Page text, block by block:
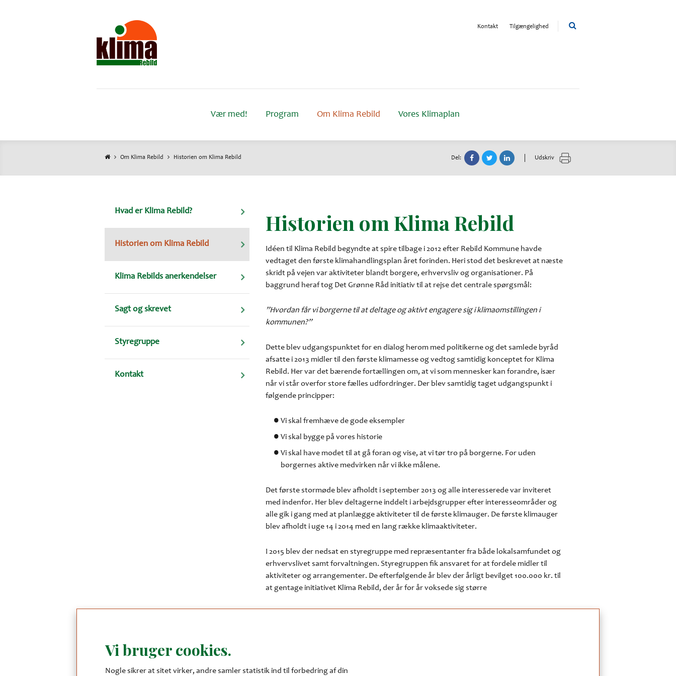
Kontakt Tilgængelighed
Vær med! Program Om Klima Rebild Vores Klimaplan
Brødkrumme
Om Klima Rebild Historien om Klima Rebild Del: Udskriv
Hvad er Klima Rebild?
Historien om Klima Rebild
Klima Rebilds anerkendelser
Sagt og skrevet
Styregruppe
Kontakt
Historien om Klima Rebild
Idéen til Klima Rebild begyndte at spire tilbage i 2012 efter Rebild Kommune havde
vedtaget den første klimahandlingsplan året forinden. Heri stod det beskrevet at næste
skridt på vejen var aktiviteter blandt borgere, erhvervsliv og organisationer. På
baggrund heraf tog Det Grønne Råd initiativ til at rejse det centrale spørgsmål:
”Hvordan får vi borgerne til at deltage og aktivt engagere sig i klimaomstillingen i
kommunen?”
Dette blev udgangspunktet for en dialog herom med politikerne og det samlede byråd
afsatte i 2013 midler til den første klimamesse og vedtog samtidig konceptet for Klima
Rebild. Her var det bærende fortællingen om, at vi som mennesker kan forandre, især
når vi står overfor store fælles udfordringer. Der blev samtidig taget udgangspunkt i
følgende principper:
Vi skal fremhæve de gode eksempler
Vi skal bygge på vores historie
Vi skal have modet til at gå foran og vise, at vi tør tro på borgerne. For uden
borgernes aktive medvirken når vi ikke målene.
Det første stormøde blev afholdt i september 2013 og alle interesserede var inviteret
med indenfor. Her blev deltagerne inddelt i arbejdsgrupper efter interesseområder og
alle gik i gang med at planlægge aktiviteter til de første klimauger. De første klimauger
blev afholdt i uge 14 i 2014 med en lang række klimaaktiviteter.
I 2015 blev der nedsat en styregruppe med repræsentanter fra både lokalsamfundet og
erhvervslivet samt forvaltningen. Styregruppen fik ansvaret for at fordele midler til
aktiviteter og arrangementer. De efterfølgende år blev der årligt bevilget 100.000 kr. til
at gentage initiativet Klima Rebild, der år for år voksede sig større
Vi bruger cookies.
Nogle sikrer at sitet virker, andre samler statistik ind til forbedring af din